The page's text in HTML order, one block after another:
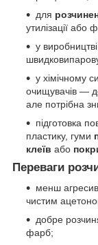
для
утилізації або
у виробництві
у хімічному
очищувачів —
але потрібна
підготовка
пластику, гуми
клеїв або
Переваги
менш
чистим
добре
фарб;